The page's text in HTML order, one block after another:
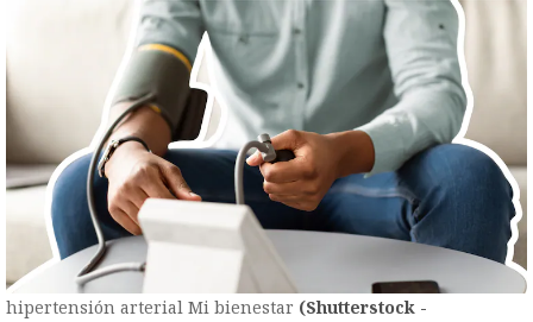
hipertensión arterial Mi bienestar (Shutterstock -